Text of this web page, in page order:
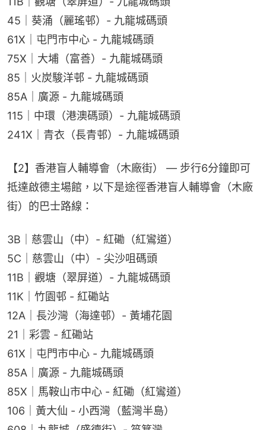
45｜葵涌（麗瑤邨）- 九龍城碼頭
61X｜屯門市中心 - 九龍城碼頭
75X｜大埔（富善）- 九龍城碼頭
85｜火炭駿洋邨 - 九龍城碼頭
85A｜廣源 - 九龍城碼頭
115｜中環（港澳碼頭）- 九龍城碼頭
241X｜青衣（長青邨）- 九龍城碼頭
【2】香港盲人輔導會（木廠街） — 步行6分鐘即可
抵達啟德主場館，以下是途徑香港盲人輔導會（木廠
街）的巴士路線：
3B｜慈雲山（中）- 紅磡（紅鸞道）
5C｜慈雲山（中）- 尖沙咀碼頭
11B｜觀塘（翠屏道）- 九龍城碼頭
11K｜竹園邨 - 紅磡站
12A｜長沙灣（海達邨）- 黃埔花園
21｜彩雲 - 紅磡站
61X｜屯門市中心 - 九龍城碼頭
85A｜廣源 - 九龍城碼頭
85X｜馬鞍山市中心 - 紅磡（紅鸞道）
106｜黃大仙 - 小西灣（藍灣半島）